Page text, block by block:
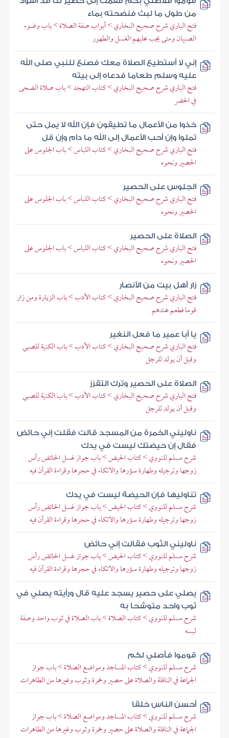
من طول ما لبث فنضحته بماء
فتح الباري شرح صحيح البخاري > أبواب صفة الصلاة > باب وضوء
الصبيان ومتى يجب عليهم الغسل والطهور
إني لا أستطيع الصلاة معك فصنع للنبي صلى الله
عليه وسلم طعاما فدعاه إلى بيته
فتح الباري شرح صحيح البخاري > كتاب التهجد > باب صلاة الضحى
في الحضر
خذوا من الأعمال ما تطيقون فإن الله لا يمل حتى
تملوا وإن أحب الأعمال إلى الله ما دام وإن قل
فتح الباري شرح صحيح البخاري > كتاب اللباس > باب الجلوس على
الحصير ونحوه
الجلوس على الحصير
فتح الباري شرح صحيح البخاري > كتاب اللباس > باب الجلوس على
الحصير ونحوه
الصلاة على الحصير
فتح الباري شرح صحيح البخاري > كتاب اللباس > باب الجلوس على
الحصير ونحوه
زار أهل بيت من الأنصار
فتح الباري شرح صحيح البخاري > كتاب الأدب > باب الزيارة ومن زار
قوما فطعم عندهم
يا أبا عمير ما فعل النغير
فتح الباري شرح صحيح البخاري > كتاب الأدب > باب الكنية للصبي
وقبل أن يولد للرجل
الصلاة على الحصير وترك التقزز
فتح الباري شرح صحيح البخاري > كتاب الأدب > باب الكنية للصبي
وقبل أن يولد للرجل
ناوليني الخمرة من المسجد قالت فقلت إني حائض
فقال إن حيضتك ليست في يدك
شرح مسلم للنووي > كتاب الحيض > باب جواز غسل الحائض رأس
زوجها وترجيله وطهارة سؤرها والاتكاء في حجرها وقراءة القرآن فيه
تناوليها فإن الحيضة ليست في يدك
شرح مسلم للنووي > كتاب الحيض > باب جواز غسل الحائض رأس
زوجها وترجيله وطهارة سؤرها والاتكاء في حجرها وقراءة القرآن فيه
ناوليني الثوب فقالت إني حائض
شرح مسلم للنووي > كتاب الحيض > باب جواز غسل الحائض رأس
زوجها وترجيله وطهارة سؤرها والاتكاء في حجرها وقراءة القرآن فيه
يصلي على حصير يسجد عليه قال ورأيته يصلي في
ثوب واحد متوشحا به
شرح مسلم للنووي > كتاب الصلاة > باب الصلاة في ثوب واحد وصفة
لبسه
قوموا فأصلي لكم
شرح مسلم للنووي > كتاب المساجد ومواضع الصلاة > باب جواز
الجماعة في النافلة والصلاة على حصير وخمرة وثوب وغيرها من الطاهرات
أحسن الناس خلقا
شرح مسلم للنووي > كتاب المساجد ومواضع الصلاة > باب جواز
الجماعة في النافلة والصلاة على حصير وخمرة وثوب وغيرها من الطاهرات